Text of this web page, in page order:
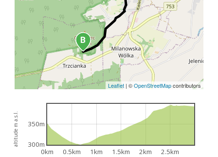
Leaflet | ©OpenStreetMapcontributors
altitude m a.s.l.
0km 0.5km 1km 1.5km 2km 2.5km
300m
350m